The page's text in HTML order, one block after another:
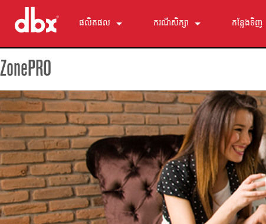
ផលិតផល
530
560A
580
TR1616
PS6
ZonePRO
1260
1261
1260m
1261m
640
641
640m
641m
ការលុបបំបាត់មតិយោបល់
AFS2
DriveRack 260
iEQ15
iEQ31
មីក្រូហ្វូនក្រមុំខ្ពស់
286s
580
ឧបករណ៍ដំណើរការថាមវន្ត 166xs
266xs
560A
520
ឧបករណ៍បែងចែកប្រេកង់223s
223xs
234s
234xs
ឧបករណ៍ស្មើលម្ហូប
131s
215s
231s
បង្កើតសម្លេងនូវលំដាប់ដែលក្រោមDriveRack 260
DriveRack PA2
accessories_kh.txt សម្ភារៈបន្ថែម
db10
ករណីសិក្សា កន្លែងទិញ
ZonePRO